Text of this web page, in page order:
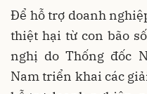
Để hỗ trợ doanh
thiệt hại từ con bão
nghị do Thống đốc
Nam triển khai các